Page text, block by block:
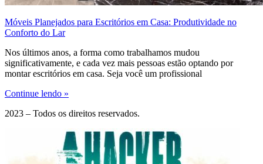
Móveis Planejados para Escritórios em Casa: Produtividade no
Conforto do Lar
Nos últimos anos, a forma como trabalhamos mudou
significativamente, e cada vez mais pessoas estão optando por
montar escritórios em casa. Seja você um profissional
Continue lendo »
2023 – Todos os direitos reservados.